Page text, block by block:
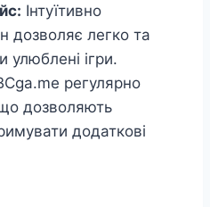
Інтуїтивно
дозволяє легко та
улюблені ігри.
регулярно
дозволяють
додаткові